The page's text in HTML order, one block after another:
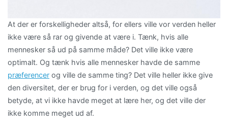
At der er forskelligheder altså, for ellers ville vor verden heller
ikke være så rar og givende at være i. Tænk, hvis alle
mennesker så ud på samme måde? Det ville ikke være
optimalt. Og tænk hvis alle mennesker havde de samme
præferencer og ville de samme ting? Det ville heller ikke give
den diversitet, der er brug for i verden, og det ville også
betyde, at vi ikke havde meget at lære her, og det ville der
ikke komme meget ud af.